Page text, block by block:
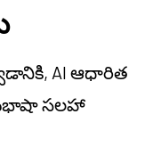
AI ఆధారిత
సలహా